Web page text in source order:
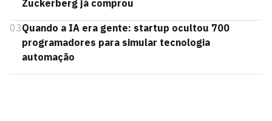
Zuckerberg já comprou
03Quando a IA era gente: startup ocultou 700
programadores para simular tecnologia
automação